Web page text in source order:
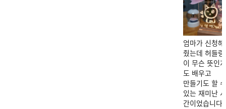
엄마가 신청해
줬는데 허들링
이 무슨 뜻인지
도 배우고
만들기도 할 수
있는 재미난 시
간이었습니다.